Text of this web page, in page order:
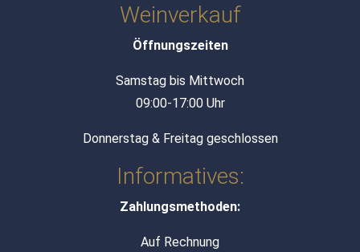
Weinverkauf
Öffnungszeiten
Samstag bis Mittwoch
09:00-17:00 Uhr
Donnerstag & Freitag geschlossen
Informatives:
Zahlungsmethoden:
Auf Rechnung